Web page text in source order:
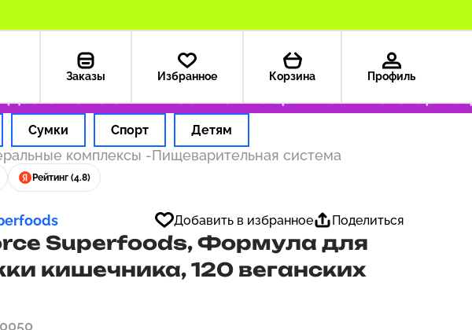
Заказы Избранное Корзина Профиль
из США — 199 ₽ Только оригинальные товары
Сумки Спорт Детям
комплексы -Пищеварительная система
Рейтинг (4.8)
Добавить в избранное Поделиться
Superfoods, Формула для
кишечника, 120 веганских